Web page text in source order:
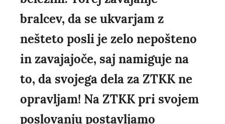
bralcev, da se ukvarjam z
nešteto posli je zelo nepošteno
in zavajajoče, saj namiguje na
to, da svojega dela za ZTKK ne
opravljam! Na ZTKK pri svojem
poslovanju postavljamo